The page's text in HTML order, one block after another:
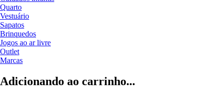
Quarto
Vestuário
Sapatos
Brinquedos
Jogos ao ar livre
Outlet
Marcas
Adicionando ao carrinho...